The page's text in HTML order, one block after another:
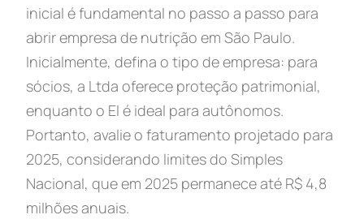
inicial é fundamental no passo a passo para
abrir empresa de nutrição em São Paulo.
Inicialmente, defina o tipo de empresa: para
sócios, a Ltda oferece proteção patrimonial,
enquanto o EI é ideal para autônomos.
Portanto, avalie o faturamento projetado para
2025, considerando limites do Simples
Nacional, que em 2025 permanece até R$ 4,8
milhões anuais.